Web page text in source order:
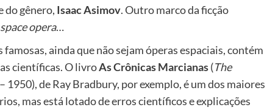
do gênero, Isaac Asimov. Outro marco da ficção
space opera…
ainda que não sejam óperas espaciais, contém
científicas. O livroAs Crônicas Marcianas(The
1950), de Ray Bradbury, por exemplo, é um dos maiores
mas está lotado de erros científicos e explicações